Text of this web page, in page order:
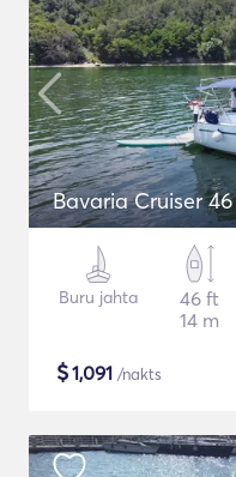
Bavaria Cruiser 46
Buru jahta
46 ft
14 m
$1,091 /nakts